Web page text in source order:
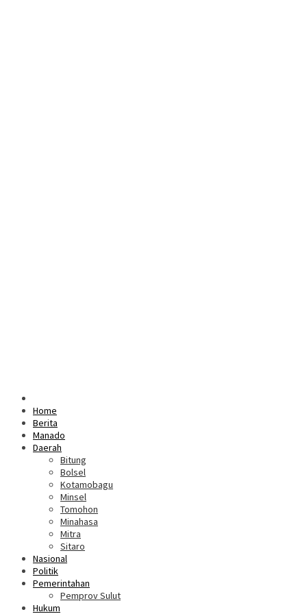
Home
Berita
Manado
Daerah
Bitung
Bolsel
Kotamobagu
Minsel
Tomohon
Minahasa
Mitra
Sitaro
Nasional
Politik
Pemerintahan
Pemprov Sulut
Hukum